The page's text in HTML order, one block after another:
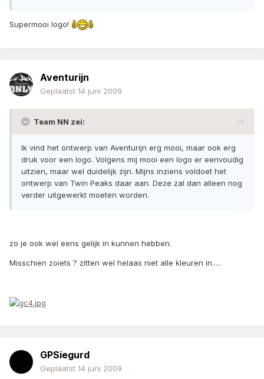
Supermooi logo!
Aventurijn
Geplaatst 14 juni 2009
Team NN zei:
Ik vind het ontwerp van Aventurijn erg mooi, maar ook erg
druk voor een logo. Volgens mij mooi een logo er eenvoudig
uitzien, maar wel duidelijk zijn. Mijns inziens voldoet het
ontwerp van Twin Peaks daar aan. Deze zal dan alleen nog
verder uitgewerkt moeten worden.
zo je ook wel eens gelijk in kunnen hebben.
Misschien zoiets ? zitten wel helaas niet alle kleuren in.....
GPSiegurd
Geplaatst 14 juni 2009